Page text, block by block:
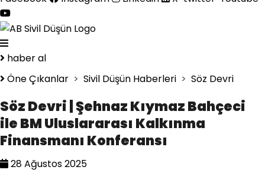
haber al
Öne Çıkanlar > Sivil Düşün Haberleri > Söz Devri
Söz Devri | Şehnaz Kıymaz Bahçeci
ile BM Uluslararası Kalkınma
Finansmanı Konferansı
28 Ağustos 2025